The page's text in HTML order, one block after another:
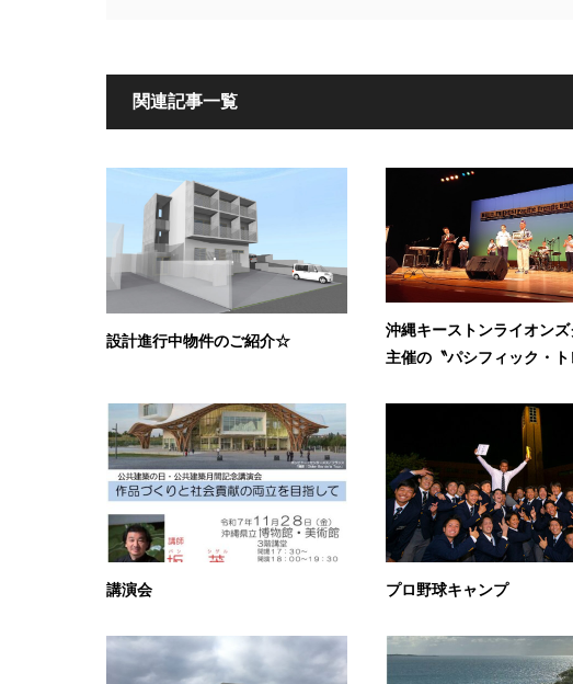
関連記事一覧
設計進行中物件のご紹介☆
沖縄キーストンライオン
主催の〝パシフィック・ト
講演会 プロ野球キャンプ